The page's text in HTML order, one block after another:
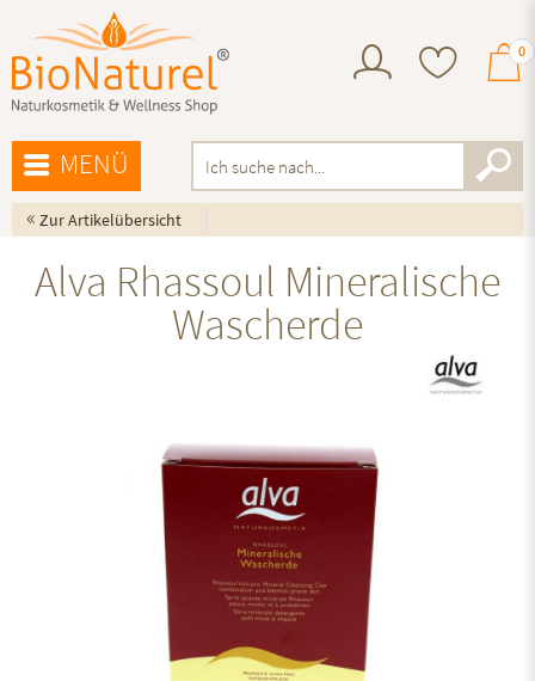
0
MENÜ
« Zur Artikelübersicht
Alva Rhassoul Mineralische
Wascherde